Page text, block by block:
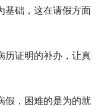
基础，这在请假方面
历证明的补办，让真
假，困难的是为的就